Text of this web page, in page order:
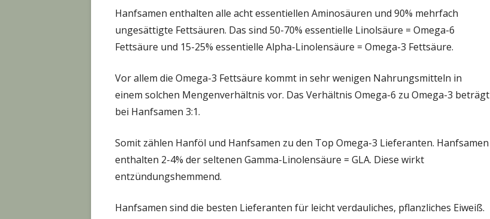
Hanfsamen enthalten alle acht essentiellen Aminosäuren und 90% mehrfach
ungesättigte Fettsäuren. Das sind 50-70% essentielle Linolsäure = Omega-6
Fettsäure und 15-25% essentielle Alpha-Linolensäure = Omega-3 Fettsäure.
Vor allem die Omega-3 Fettsäure kommt in sehr wenigen Nahrungsmitteln in
einem solchen Mengenverhältnis vor. Das Verhältnis Omega-6 zu Omega-3 beträgt
bei Hanfsamen 3:1.
Somit zählen Hanföl und Hanfsamen zu den Top Omega-3 Lieferanten. Hanfsamen
enthalten 2-4% der seltenen Gamma-Linolensäure = GLA. Diese wirkt
entzündungshemmend.
Hanfsamen sind die besten Lieferanten für leicht verdauliches, pflanzliches Eiweiß.